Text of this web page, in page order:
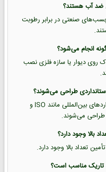
صنعتی در برابر رطوبت
روی دیوار یا سازه فلزی نصب
بیشتر علائم ایمنی بر اساس استانداردهای بین‌المللی مانند ISO و
تعداد بالا وجود دارد.